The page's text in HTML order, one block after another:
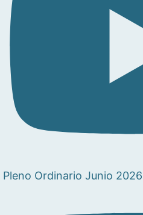
Pleno Ordinario Junio 2026